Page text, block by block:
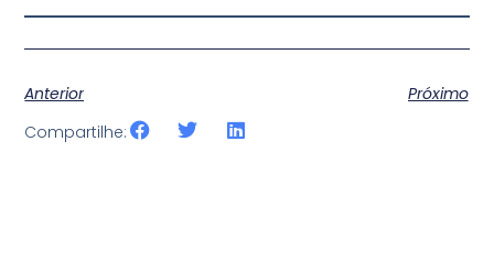
Anterior
Próximo
Compartilhe: